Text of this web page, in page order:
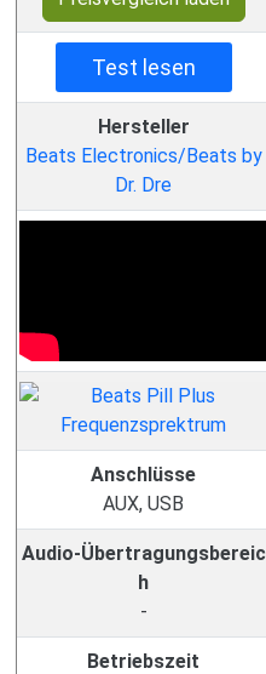
Test lesen
Hersteller
Beats Electronics/Beats by
Dr. Dre
Anschlüsse
AUX, USB
Audio-Übertragungsbereic
h
-
Betriebszeit